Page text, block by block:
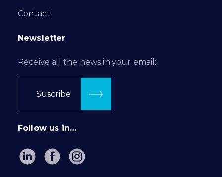
Contact
Newsletter
Receive all the news in your email:
Suscribe
Follow us in…